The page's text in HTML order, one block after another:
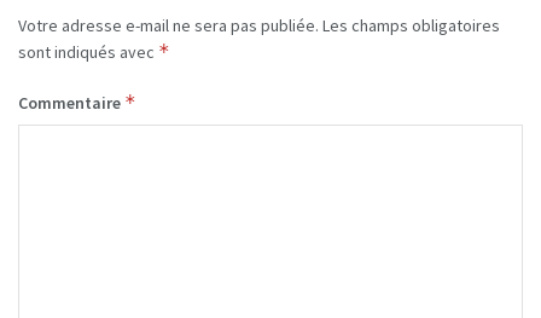
Votre adresse e-mail ne sera pas publiée. Les champs obligatoires
sont indiqués avec *
Commentaire *